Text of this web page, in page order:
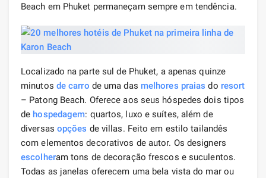
Beach em Phuket permaneçam sempre em tendência.
Localizado na parte sul de Phuket, a apenas quinze
minutos de carro de uma das melhores praias do resort
– Patong Beach. Oferece aos seus hóspedes dois tipos
de hospedagem: quartos, luxo e suítes, além de
diversas opções de villas. Feito em estilo tailandês
com elementos decorativos de autor. Os designers
escolheram tons de decoração frescos e suculentos.
Todas as janelas oferecem uma bela vista do mar ou